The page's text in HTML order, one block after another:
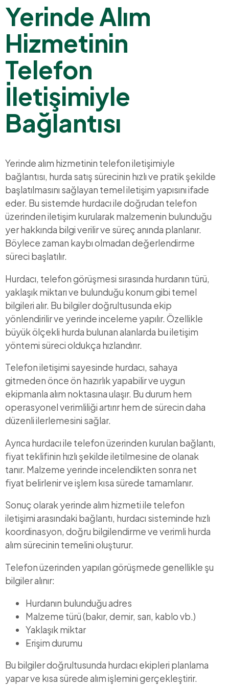
Yerinde Alım
Hizmetinin
Telefon
İletişimiyle
Bağlantısı
Yerinde alım hizmetinin telefon iletişimiyle
bağlantısı, hurda satış sürecinin hızlı ve pratik şekilde
başlatılmasını sağlayan temel iletişim yapısını ifade
eder. Bu sistemde hurdacı ile doğrudan telefon
üzerinden iletişim kurularak malzemenin bulunduğu
yer hakkında bilgi verilir ve süreç anında planlanır.
Böylece zaman kaybı olmadan değerlendirme
süreci başlatılır.
Hurdacı, telefon görüşmesi sırasında hurdanın türü,
yaklaşık miktarı ve bulunduğu konum gibi temel
bilgileri alır. Bu bilgiler doğrultusunda ekip
yönlendirilir ve yerinde inceleme yapılır. Özellikle
büyük ölçekli hurda bulunan alanlarda bu iletişim
yöntemi süreci oldukça hızlandırır.
Telefon iletişimi sayesinde hurdacı, sahaya
gitmeden önce ön hazırlık yapabilir ve uygun
ekipmanla alım noktasına ulaşır. Bu durum hem
operasyonel verimliliği artırır hem de sürecin daha
düzenli ilerlemesini sağlar.
Ayrıca hurdacı ile telefon üzerinden kurulan bağlantı,
fiyat teklifinin hızlı şekilde iletilmesine de olanak
tanır. Malzeme yerinde incelendikten sonra net
fiyat belirlenir ve işlem kısa sürede tamamlanır.
Sonuç olarak yerinde alım hizmeti ile telefon
iletişimi arasındaki bağlantı, hurdacı sisteminde hızlı
koordinasyon, doğru bilgilendirme ve verimli hurda
alım sürecinin temelini oluşturur.
Telefon üzerinden yapılan görüşmede genellikle şu
bilgiler alınır:
Hurdanın bulunduğu adres
Malzeme türü (bakır, demir, sarı, kablo vb.)
Yaklaşık miktar
Erişim durumu
Bu bilgiler doğrultusunda hurdacı ekipleri planlama
yapar ve kısa sürede alım işlemini gerçekleştirir.